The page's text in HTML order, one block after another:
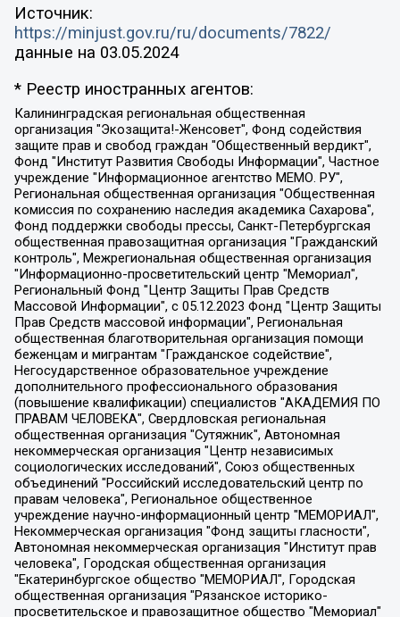
Источник:
https://minjust.gov.ru/ru/documents/7822/
данные на 03.05.2024
* Реестр иностранных агентов:
Калининградская региональная общественная организация "Экозащита!-Женсовет", Фонд содействия защите прав и свобод граждан "Общественный вердикт", Фонд "Институт Развития Свободы Информации", Частное учреждение "Информационное агентство МЕМО. РУ", Региональная общественная организация "Общественная комиссия по сохранению наследия академика Сахарова", Фонд поддержки свободы прессы, Санкт-Петербургская общественная правозащитная организация "Гражданский контроль", Межрегиональная общественная организация "Информационно-просветительский центр "Мемориал", Региональный Фонд "Центр Защиты Прав Средств Массовой Информации", с 05.12.2023 Фонд "Центр Защиты Прав Средств массовой информации", Региональная общественная благотворительная организация помощи беженцам и мигрантам "Гражданское содействие", Негосударственное образовательное учреждение дополнительного профессионального образования (повышение квалификации) специалистов "АКАДЕМИЯ ПО ПРАВАМ ЧЕЛОВЕКА", Свердловская региональная общественная организация "Сутяжник", Автономная некоммерческая организация "Центр независимых социологических исследований", Союз общественных объединений "Российский исследовательский центр по правам человека", Региональное общественное учреждение научно-информационный центр "МЕМОРИАЛ", Некоммерческая организация "Фонд защиты гласности", Автономная некоммерческая организация "Институт прав человека", Городская общественная организация "Екатеринбургское общество "МЕМОРИАЛ", Городская общественная организация "Рязанское историко-просветительское и правозащитное общество "Мемориал" (Рязанский Мемориал), Челябинский региональный орган общественной самодеятельности – женское общественное объединение "Женщины Евразии", Челябинский региональный орган общественной самодеятельности "Уральская правозащитная группа", Фонд содействия защите здоровья и социальной справедливости имени Андрея Рылькова, Автономная Некоммерческая Организация "Аналитический Центр Юрия Левады", Автономная некоммерческая организация социальной поддержки населения "Проект Апрель", Региональная общественная организация помощи женщинам и детям, находящимся в кризисной ситуации "Информационно-методический центр "Анна", Фонд содействия развитию массовых коммуникаций и правовому просвещению "Так-так-Так", Фонд содействия устойчивому развитию "Серебряная тайга", Свердловский региональный общественный фонд социальных проектов "Новое время", "Idel.Реалии", Кавказ.Реалии, Крым.Реалии, Телеканал Настоящее Время, Татаро-башкирская служба Радио Свобода (Azatliq Radiosi), Радио Свободная Европа/Радио Свобода (PCE/PC), "Сибирь.Реалии", "Фактограф", Благотворительный фонд помощи осужденным и их семьям, Автономная некоммерческая организация "Институт глобализации и социальных движений", Фонд "В защиту прав заключенных", Частное учреждение "Центр поддержки и содействия развитию средств массовой информации", Пензенский региональный общественный благотворительный фонд "Гражданский союз", "Север.Реалии", Некоммерческая организация Фонд "Правовая инициатива", Общество с ограниченной ответственностью "Радио Свободная Европа/Радио Свобода", Чешское информационное агентство "MEDIUM-ORIENT", Красноярская региональная общественная организация "Мы против СПИДа", Камалягин Денис Николаевич, Маркелов Сергей Евгеньевич, Пономарев Лев Александрович, Савицкая Людмила Алексеевна, Автономная некоммерческая организация "Центр по работе с проблемой насилия "НАСИЛИЮ.НЕТ", Межрегиональный профессиональный союз работников здравоохранения "Альянс врачей", Юридическое лицо, зарегистрированное в Латвийской Республике, SIA "Medusa Project" (регистрационный номер 40103797863, дата регистрации 10.06.2014), Некоммерческая организация "Фонд по борьбе с коррупцией", Автономная некоммерческая организация "Институт права и публичной политики", Баданин Роман Сергеевич, Гликин Максим Александрович, Железнова Мария Михайловна, Лукьянова Юлия Сергеевна, Маетная Елизавета Витальевна, Маняхин Петр Борисович, Чуракова Ольга Владимировна, Ярош Юлия Петровна, Юридическое лицо "The Insider SIA", зарегистрированное в Риге, Латвийская Республика (дата регистрации 26.06.2015), являющееся администратором доменного имени интернет-издания "The Insider SIA", https://theins.ru, Постернак Алексей Евгеньевич, Рубин Михаил Аркадьевич, Анин Роман Александрович, Юридическое лицо Istories fonds, зарегистрированное в Латвийской Республике (регистрационный номер 50008295751, дата регистрации 24.02.2020), Великовский Дмитрий Александрович, Долинина Ирина Николаевна, Мароховская Алеся Алексеевна, Шлейнов Роман Юрьевич, Шмагун Олеся Валентиновна, Общество с ограниченной ответственностью "Альтаир 2021", Общество с ограниченной ответственностью "Вега 2021", Общество с ограниченной ответственностью "Главный редактор 2021", Общество с ограниченной ответственностью "Ромашки монолит", Важенков Артем Валерьевич, Ивановская областная общественная организация "Центр гендерных исследований", Гурман Юрий Альбертович, Медиапроект "ОВД-Инфо", Егоров Владимир Владимирович, Жилинский Владимир Александрович, Общество с ограниченной ответственностью "ЗП", Иванова София Юрьевна, Карезина Инна Павловна, Кильтау Екатерина Викторовна, Петров Алексей Викторович, Пискунов Сергей Евгеньевич, Смирнов Сергей Сергеевич, Тихонов Михаил Сергеевич, Общество с ограниченной ответственностью "ЖУРНАЛИСТ-ИНОСТРАННЫЙ АГЕНТ", Арапова Галина Юрьевна, Вольтская Татьяна Анатольевна, Американская компания "Mason G.E.S. Anonymous Foundation" (США), являющаяся владельцем интернет-издания https://mnews.world/, Компания "Stichting Bellingcat", зарегистрированная в Нидерландах (дата регистрации 11.07.2018), Захаров Андрей Вячеславович, Клепиковская Екатерина Дмитриевна, Общество с ограниченной ответственностью "МЕМО", Перл Роман Александрович, Симонов Евгений Алексеевич, Соловьева Елена Анатольевна, Сотников Даниил Владимирович, Сурначева Елизавета Дмитриевна, Автономная некоммерческая организация по защите прав человека и информированию населения "Якутия – Наше Мнение", Общество с ограниченной ответственностью "Москоу диджитал медиа", с 26.01.2023 Общество с ограниченной ответственностью "Чайка Белые сады", Ветошкина Валерия Валерьевна, Заговора Максим Александрович, Межрегиональное общественное движение "Российская ЛГБТ - сеть", Оленичев Максим Владимирович, Павлов Иван Юрьевич, Скворцова Елена Сергеевна, Общество с ограниченной ответственностью "Как бы инагент", Кочетков Игорь Викторович, Общество с ограниченной ответственностью "Честные выборы", Еланчик Олег Александрович, Общество с ограниченной ответственностью "Нобелевский призыв", Гималова Регина Эмилевна, Григорьев Андрей Валерьевич, Григорьева Алина Александровна, Ассоциация по содействию защите прав призывников, альтернативнослужащих и военнослужащих "Правозащитная группа "Гражданин.Армия.Право", Хисамова Регина Фаритовна, Автономная некоммерческая организация по реализации социально-правовых программ "Лилит", Дальневосточное общественное движение "Маяк", Санкт-Петербургская ЛГБТ-инициативная группа "Выход", Инициативная группа ЛГБТ+ "Реверс", Алексеев Андрей Викторович, Бекбулатова Таисия Львовна, Беляев Иван Михайлович, Владыкина Елена Сергеевна, Гельман Марат Александрович, Никульшина Вероника Юрьевна, Толоконникова Надежда Андреевна, Шендерович Виктор Анатольевич, Общество с ограниченной ответственностью "Данное сообщение", Общество с ограниченной ответственностью Издательский дом "Новая глава", Айнбиндер Александра Александровна, Московский комьюнити-центр для ЛГБТ+инициатив, Благотворительный фонд развития филантропии, Deutsche Welle (Германия, Kurt-Schumacher-Strasse 3, 53113 Bonn), Борзунова Мария Михайловна, Воробьев Виктор Викторович, Голубева Анна Львовна, Константинова Алла Михайловна, Малкова Ирина Владимировна, Мурадов Мурад Абдулгалимович, Осетинская Елизавета Николаевна, Понасенков Евгений Николаевич, Ганапольский Матвей Юрьевич, Киселев Евгений Алексеевич, Борухович Ирина Григорьевна, Дремин Иван Тимофеевич, Дубровский Дмитрий Викторович, Красноярская региональная общественная организация поддержки и развития альтернативных образовательных технологий и межкультурных коммуникаций "ИНТЕРРА", Маяковская Екатерина Алексеевна, Фейгин Марк Захарович, Филимонов Андрей Викторович, Дзугкоева Регина Николаевна, Доброхотов Роман Александрович, Дудь Юрий Александрович, Елкин Сергей Владимирович, Кругликов Кирилл Игоревич, Сабунаева Мария Леонидовна, Семенов Алексей Владимирович, Шаинян Карен Багратович, Шульман Екатерина Михайловна, Асафьев Артур Валерьевич, Вахштайн Виктор Семенович, Венедиктов Алексей Алексеевич, Лушникова Екатерина Евгеньевна, Волков Леонид Михайлович, Невзоров Александр Глебович, Пархоменко Сергей Борисович, Сироткин Ярослав Николаевич, Кара-Мурза Владимир Владимирович, Баранова Наталья Владимировна, Гозман Леонид Яковлевич, Кагарлицкий Борис Юльевич, Климарев Михаил Валерьевич, Милов Владимир Станиславович, Автономная некоммерческая организация Краснодарский центр современного искусства "Типография", Моргенштерн Алишер Тагирович, Соболь Любовь Эдуардовна, Общество с ограниченной ответственностью "ЛИЗА НОРМ", Каспаров Гарри Кимович, Ходорковский Михаил Борисович, Общество с ограниченной ответственностью "Апрельские тезисы", Данилович Ирина Брониславовна, Кашин Олег Владимирович, Петров Николай Владимирович, Пивоваров Алексей Владимирович, Соколов Михаил Владимирович, Цветкова Юлия Владимировна, Чичваркин Евгений Александрович, Комитет против пыток/Команда против пыток, Общество с ограниченной ответственностью "Первый научный", Общество с ограниченной ответственностью "Вертолет и ко", Белоцерковская Вероника Борисовна, Кац Максим Евгеньевич, Лазарева Татьяна Юрьевна, Шаведдинов Руслан Табризович, Яшин Илья Валерьевич, Общество с ограниченной ответственностью "Иноагент ААВ", Алешковский Дмитрий Петрович, Альбац Евгения Марковна, Быков Дмитрий Львович, Галямина Юлия Евгеньевна, Лойко Сергей Леонидович, Мартынов Кирилл Константинович, Медведев Сергей Александрович, Крашенинников Федор Геннадиевич, Гордеева Катерина Вл